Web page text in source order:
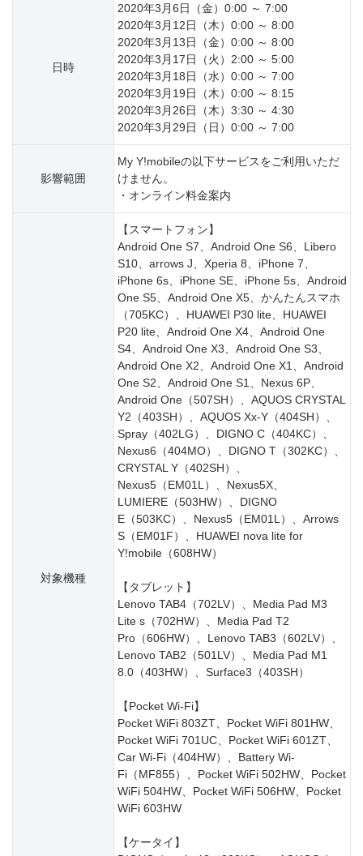
日時
2020年3月6日（金）0:00 ～ 7:00
2020年3月12日（木）0:00 ～ 8:00
2020年3月13日（金）0:00 ～ 8:00
2020年3月17日（火）2:00 ～ 5:00
2020年3月18日（水）0:00 ～ 7:00
2020年3月19日（木）0:00 ～ 8:15
2020年3月26日（木）3:30 ～ 4:30
2020年3月29日（日）0:00 ～ 7:00
影響範囲
My Y!mobileの以下サービスをご利用いただ
けません。
・オンライン料金案内
対象機種
【スマートフォン】
Android One S7、Android One S6、Libero
S10、arrows J、Xperia 8、iPhone 7、
iPhone 6s、iPhone SE、iPhone 5s、Android
One S5、Android One X5、かんたんスマホ
（705KC）、HUAWEI P30 lite、HUAWEI
P20 lite、Android One X4、Android One
S4、Android One X3、Android One S3、
Android One X2、Android One X1、Android
One S2、Android One S1、Nexus 6P、
Android One（507SH）、AQUOS CRYSTAL
Y2（403SH）、AQUOS Xx-Y（404SH）、
Spray（402LG）、DIGNO C（404KC）、
Nexus6（404MO）、DIGNO T（302KC）、
CRYSTAL Y（402SH）、
Nexus5（EM01L）、Nexus5X、
LUMIERE（503HW）、DIGNO
E（503KC）、Nexus5（EM01L）、Arrows
S（EM01F）、HUAWEI nova lite for
Y!mobile（608HW）
【タブレット】
Lenovo TAB4（702LV）、Media Pad M3
Lite s（702HW）、Media Pad T2
Pro（606HW）、Lenovo TAB3（602LV）、
Lenovo TAB2（501LV）、Media Pad M1
8.0（403HW）、Surface3（403SH）
【Pocket Wi-Fi】
Pocket WiFi 803ZT、Pocket WiFi 801HW、
Pocket WiFi 701UC、Pocket WiFi 601ZT、
Car Wi-Fi（404HW）、Battery Wi-
Fi（MF855）、Pocket WiFi 502HW、Pocket
WiFi 504HW、Pocket WiFi 506HW、Pocket
WiFi 603HW
【ケータイ】